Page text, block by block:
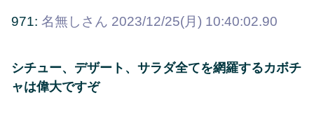
971: 名無しさん 2023/12/25(月) 10:40:02.90
シチュー、デザート、サラダ全てを網羅するカボチ
ャは偉大ですぞ